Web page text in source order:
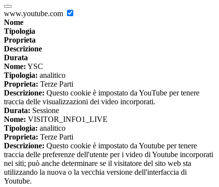
www.youtube.com
Nome
Tipologia
Proprieta
Descrizione
Durata
Nome: YSC
Tipologia: analitico
Proprieta: Terze Parti
Descrizione: Questo cookie è impostato da YouTube per tenere
traccia delle visualizzazioni dei video incorporati.
Durata: Sessione
Nome: VISITOR_INFO1_LIVE
Tipologia: analitico
Proprieta: Terze Parti
Descrizione: Questo cookie è impostato da Youtube per tenere
traccia delle preferenze dell'utente per i video di Youtube incorporati
nei siti; può anche determinare se il visitatore del sito web sta
utilizzando la nuova o la vecchia versione dell'interfaccia di
Youtube.